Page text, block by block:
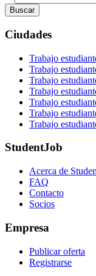
Buscar
Ciudades
Trabajo
Trabajo
Trabajo
Trabajo
Trabajo
Trabajo
Trabajo
StudentJob
Acerca de
FAQ
Contacto
Socios
Empresa
Publicar oferta
Registrarse